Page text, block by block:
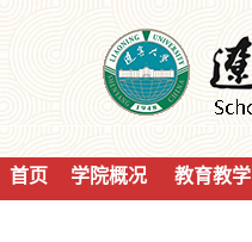
首页 学院概况 教育教学